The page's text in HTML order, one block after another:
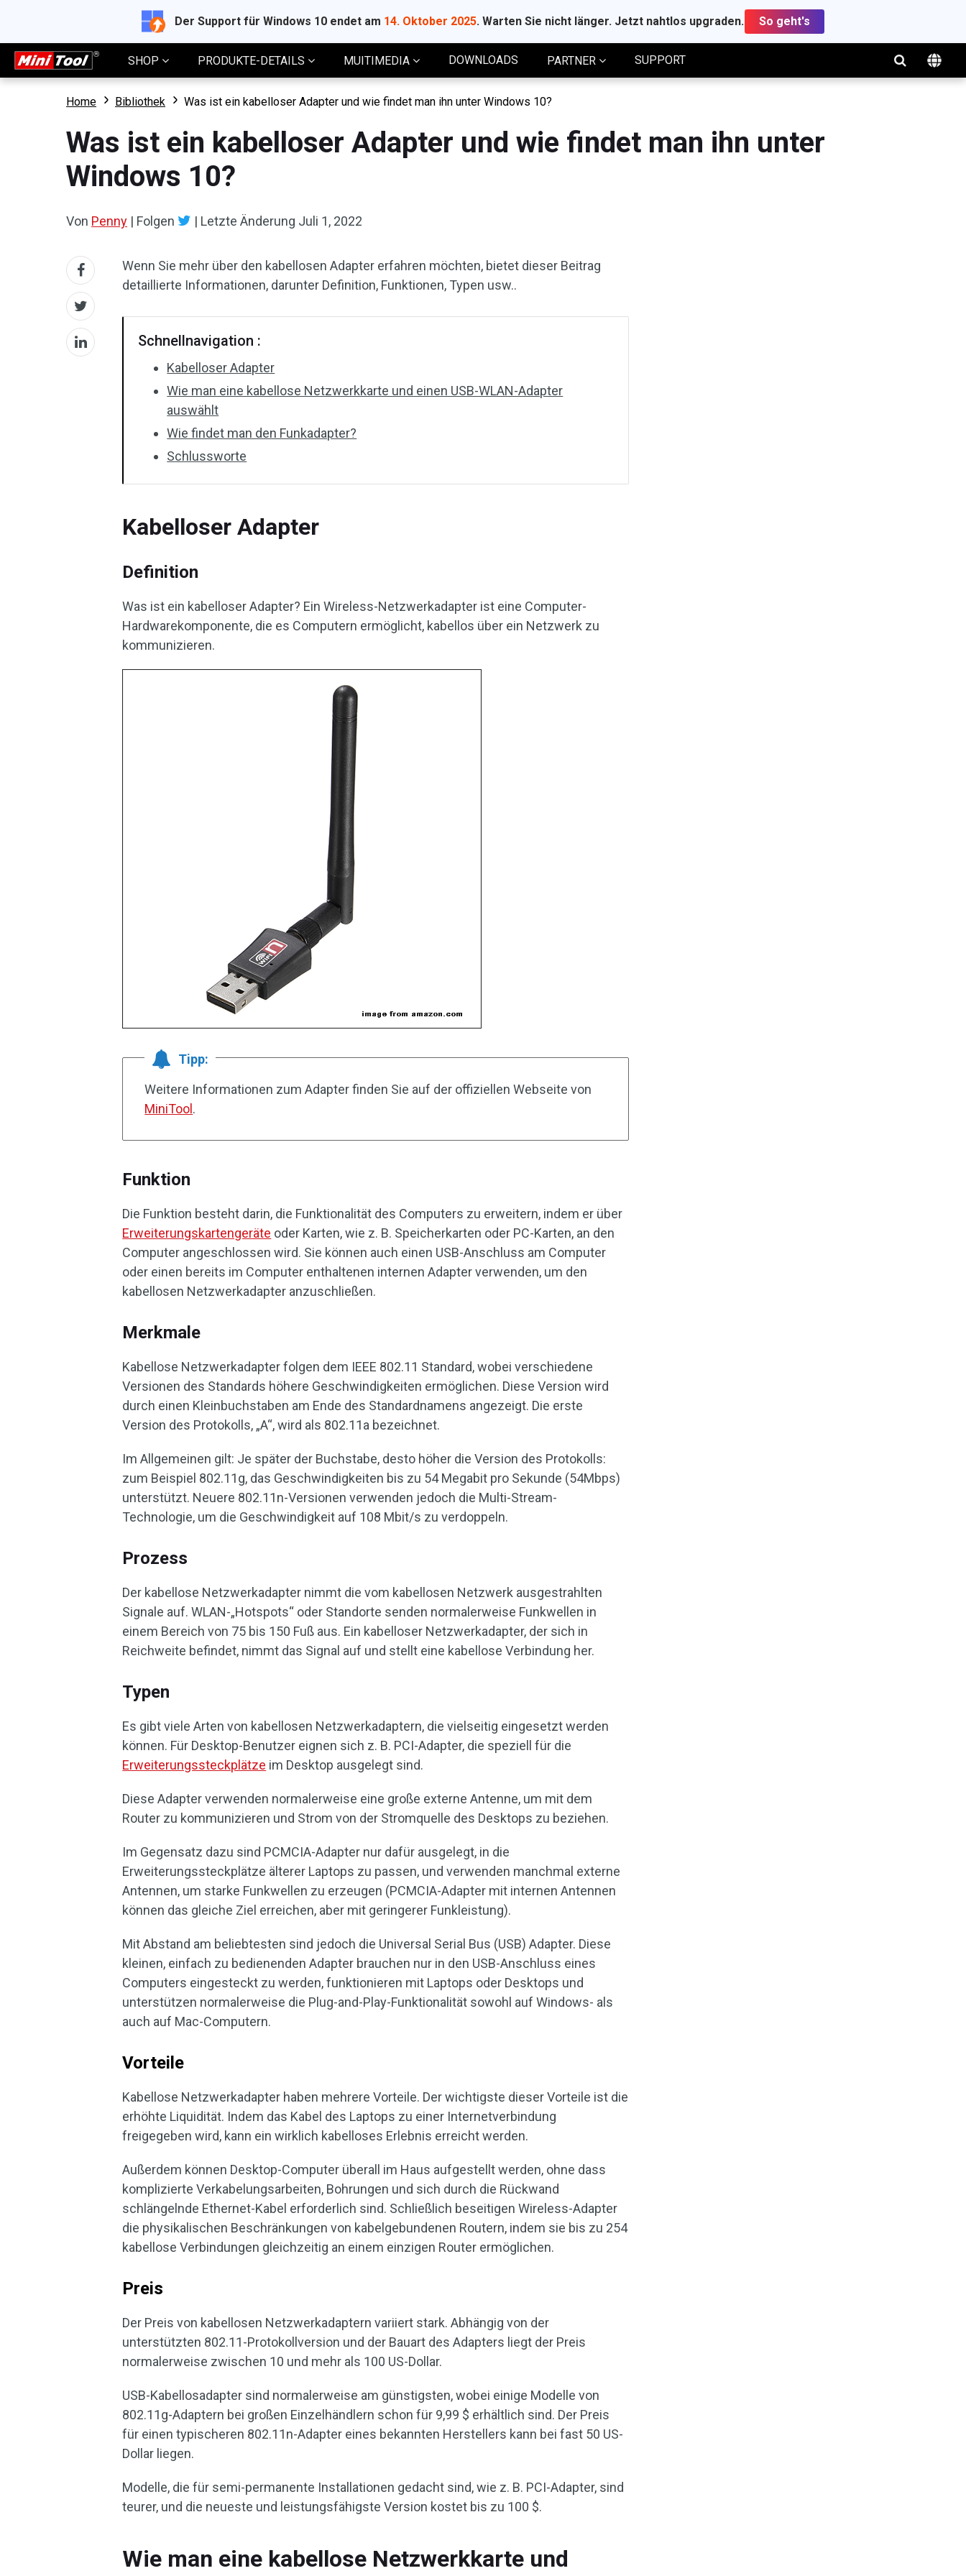
Der Support für Windows 10 endet am 14. Oktober 2025. Warten Sie nicht länger. Jetzt nahtlos upgraden. So geht's
SHOP PRODUKTE-DETAILS MUITIMEDIA DOWNLOADS PARTNER SUPPORT
Home Bibliothek Was ist ein kabelloser Adapter und wie findet man ihn unter Windows 10?
Was ist ein kabelloser Adapter und wie findet man ihn unter
Windows 10?
Von Penny | Folgen | Letzte Änderung Juli 1, 2022
Wenn Sie mehr über den kabellosen Adapter erfahren möchten, bietet dieser Beitrag
detaillierte Informationen, darunter Definition, Funktionen, Typen usw..
Schnellnavigation :
Kabelloser Adapter
Wie man eine kabellose Netzwerkkarte und einen USB-WLAN-Adapter
auswählt
Wie findet man den Funkadapter?
Schlussworte
Kabelloser Adapter
Definition
Was ist ein kabelloser Adapter? Ein Wireless-Netzwerkadapter ist eine Computer-
Hardwarekomponente, die es Computern ermöglicht, kabellos über ein Netzwerk zu
kommunizieren.
Tipp:
Weitere Informationen zum Adapter finden Sie auf der offiziellen Webseite von
MiniTool .
Funktion
Die Funktion besteht darin, die Funktionalität des Computers zu erweitern, indem er über
Erweiterungskartengeräte oder Karten, wie z. B. Speicherkarten oder PC-Karten, an den
Computer angeschlossen wird. Sie können auch einen USB-Anschluss am Computer
oder einen bereits im Computer enthaltenen internen Adapter verwenden, um den
kabellosen Netzwerkadapter anzuschließen.
Merkmale
Kabellose Netzwerkadapter folgen dem IEEE 802.11 Standard, wobei verschiedene
Versionen des Standards höhere Geschwindigkeiten ermöglichen. Diese Version wird
durch einen Kleinbuchstaben am Ende des Standardnamens angezeigt. Die erste
Version des Protokolls, „A“, wird als 802.11a bezeichnet.
Im Allgemeinen gilt: Je später der Buchstabe, desto höher die Version des Protokolls:
zum Beispiel 802.11g, das Geschwindigkeiten bis zu 54 Megabit pro Sekunde (54Mbps)
unterstützt. Neuere 802.11n-Versionen verwenden jedoch die Multi-Stream-
Technologie, um die Geschwindigkeit auf 108 Mbit/s zu verdoppeln.
Prozess
Der kabellose Netzwerkadapter nimmt die vom kabellosen Netzwerk ausgestrahlten
Signale auf. WLAN-„Hotspots“ oder Standorte senden normalerweise Funkwellen in
einem Bereich von 75 bis 150 Fuß aus. Ein kabelloser Netzwerkadapter, der sich in
Reichweite befindet, nimmt das Signal auf und stellt eine kabellose Verbindung her.
Typen
Es gibt viele Arten von kabellosen Netzwerkadaptern, die vielseitig eingesetzt werden
können. Für Desktop-Benutzer eignen sich z. B. PCI-Adapter, die speziell für die
Erweiterungssteckplätze im Desktop ausgelegt sind.
Diese Adapter verwenden normalerweise eine große externe Antenne, um mit dem
Router zu kommunizieren und Strom von der Stromquelle des Desktops zu beziehen.
Im Gegensatz dazu sind PCMCIA-Adapter nur dafür ausgelegt, in die
Erweiterungssteckplätze älterer Laptops zu passen, und verwenden manchmal externe
Antennen, um starke Funkwellen zu erzeugen (PCMCIA-Adapter mit internen Antennen
können das gleiche Ziel erreichen, aber mit geringerer Funkleistung).
Mit Abstand am beliebtesten sind jedoch die Universal Serial Bus (USB) Adapter. Diese
kleinen, einfach zu bedienenden Adapter brauchen nur in den USB-Anschluss eines
Computers eingesteckt zu werden, funktionieren mit Laptops oder Desktops und
unterstützen normalerweise die Plug-and-Play-Funktionalität sowohl auf Windows- als
auch auf Mac-Computern.
Vorteile
Kabellose Netzwerkadapter haben mehrere Vorteile. Der wichtigste dieser Vorteile ist die
erhöhte Liquidität. Indem das Kabel des Laptops zu einer Internetverbindung
freigegeben wird, kann ein wirklich kabelloses Erlebnis erreicht werden.
Außerdem können Desktop-Computer überall im Haus aufgestellt werden, ohne dass
komplizierte Verkabelungsarbeiten, Bohrungen und sich durch die Rückwand
schlängelnde Ethernet-Kabel erforderlich sind. Schließlich beseitigen Wireless-Adapter
die physikalischen Beschränkungen von kabelgebundenen Routern, indem sie bis zu 254
kabellose Verbindungen gleichzeitig an einem einzigen Router ermöglichen.
Preis
Der Preis von kabellosen Netzwerkadaptern variiert stark. Abhängig von der
unterstützten 802.11-Protokollversion und der Bauart des Adapters liegt der Preis
normalerweise zwischen 10 und mehr als 100 US-Dollar.
USB-Kabellosadapter sind normalerweise am günstigsten, wobei einige Modelle von
802.11g-Adaptern bei großen Einzelhändlern schon für 9,99 $ erhältlich sind. Der Preis
für einen typischeren 802.11n-Adapter eines bekannten Herstellers kann bei fast 50 US-
Dollar liegen.
Modelle, die für semi-permanente Installationen gedacht sind, wie z. B. PCI-Adapter, sind
teurer, und die neueste und leistungsfähigste Version kostet bis zu 100 $.
Wie man eine kabellose Netzwerkkarte und